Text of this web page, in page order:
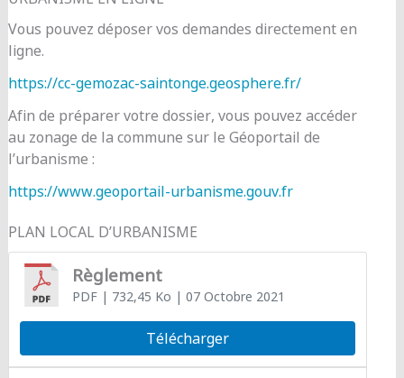
Vous pouvez déposer vos demandes directement en
ligne.
https://cc-gemozac-saintonge.geosphere.fr/
Afin de préparer votre dossier, vous pouvez accéder
au zonage de la commune sur le Géoportail de
l’urbanisme :
https://www.geoportail-urbanisme.gouv.fr
PLAN LOCAL D’URBANISME
Règlement
PDF| 732,45 Ko | 07 Octobre 2021
Télécharger